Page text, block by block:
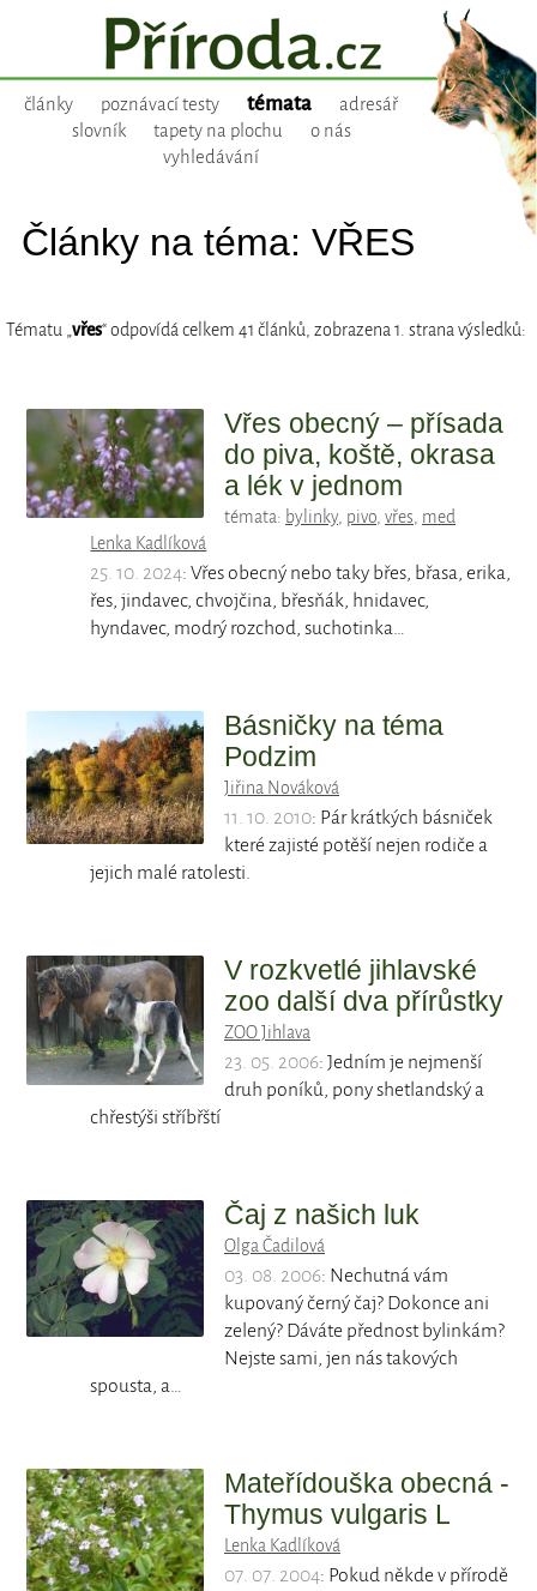
články poznávací testy témata
adresář
slovník
tapety na plochu
o nás
vyhledávání
Články na téma: VŘES
Tématu „vřes“ odpovídá celkem 41 článků, zobrazena 1. strana výsledků:
Vřes obecný – přísada
do piva, koště, okrasa
a lék v jednom
témata: bylinky, pivo, vřes, med
Lenka Kadlíková
25. 10. 2024: Vřes obecný nebo taky břes, břasa, erika,
řes, jindavec, chvojčina, břesňák, hnidavec,
hyndavec, modrý rozchod, suchotinka…
Básničky na téma
Podzim
Jiřina Nováková
11. 10. 2010: Pár krátkých básniček
které zajisté potěší nejen rodiče a
jejich malé ratolesti.
V rozkvetlé jihlavské
zoo další dva přírůstky
ZOO Jihlava
23. 05. 2006: Jedním je nejmenší
druh poníků, pony shetlandský a
chřestýši stříbřští
Čaj z našich luk
Olga Čadilová
03. 08. 2006: Nechutná vám
kupovaný černý čaj? Dokonce ani
zelený? Dáváte přednost bylinkám?
Nejste sami, jen nás takových
spousta, a…
Mateřídouška obecná -
Thymus vulgaris L
Lenka Kadlíková
07. 07. 2004: Pokud někde v přírodě